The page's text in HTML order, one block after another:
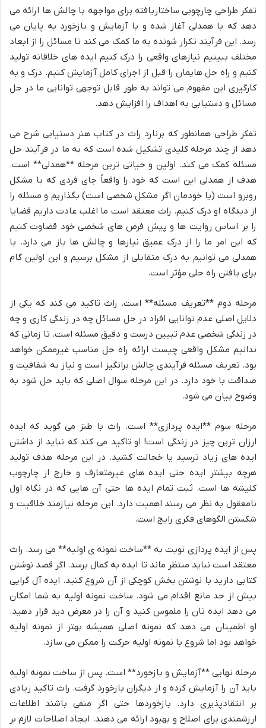
تفکر طراحی چارچوبی ساختاریافته برای مواجهه با چالش ها ارائه می
دهد که با همدلی آغاز شده و با آزمایش و بازخورد به پایان می
رسد. این فرآیند تکرار شونده به ما کمک می کند تا مسائل را از ابعاد
مختلف ببینیم نیازهای واقعی را درک کنیم ایده های خلاقانه تولید
کنیم و راه حل هایمان را قبل از اجرای کامل آزمایش کنیم. درک و به
کارگیری این مفهوم می تواند به طور قابل توجهی توانایی ما در حل
مسائل و دستیابی به اهداف را افزایش دهد.
تفکر طراحی همانطور که برنارد راث در کتاب هنر دستیابی شرح می
دهد از چند مرحله کلیدی تشکیل شده است که به ما در فرآیند حل
مسئله کمک می کند. اولین و حیاتی ترین مرحله **همدلی** است.
هدف از همدلی این است که خود را واقعاً جای فردی که با مشکل
روبرو است (یا خودمان اگر مشکل شخصی است) بگذاریم و مسئله را
از دیدگاه او درک کنیم. راث معتقد است ما اغلب عادت داریم قضایا
را بر اساس روایت ها و پیش فرض های شخصی خود قضاوت کنیم
که این امر ما را از درک عمیق نیازها و چالش ها باز می دارد. با
همدلی می توانیم به درک متقابلی از مشکل برسیم و این اولین گام
برای یافتن راه حلی مؤثر است.
مرحله دوم **تعریف مسئله** است. راث تاکید می کند که یکی از
دلایل اصلی عدم توانایی افراد در حل مسائل چه در زندگی کاری و چه
در زندگی شخصی عدم تبیین درست و دقیق مسئله است. تا زمانی که
ندانیم مشکل واقعی چیست ارائه راه حل مناسب غیرممکن خواهد
بود. تعریف مسئله فرآیندی چالش برانگیز است و نیاز به شفافیت و
صداقت با خود دارد. در این مرحله سوال اصلی که باید حل شود به
وضوح بیان می شود.
مرحله سوم **ایده پردازی** است. راث با طنز می گوید که ایده
ارزان ترین چیز در زندگی است! او تاکید می کند که نباید از داشتن
ایده های زیاد ترسید یا خجالت کشید. در این مرحله هدف تولید
هرچه بیشتر ایده حتی ایده های غیرمتعارف و خارج از چارچوب
کلیشه ها است. ثبت تمام ایده ها حتی آن هایی که در نگاه اول
نامعقول به نظر می رسند اهمیت دارد. این مرحله نیازمند خلاقیت و
شکستن الگوهای فکری رایج است.
پس از ایده پردازی نوبت به **ساخت نمونه ی اولیه** می رسد. راث
معتقد است نباید منتظر ماند تا ایده به کمال برسد. اگر قصد نوشتن
کتابی دارید با نوشتن بخش کوچکی از آن شروع کنید. ایده آل گرایی
بیش از حد مانع اقدام می شود. ساخت نمونه اولیه به شما امکان
می دهد ایده تان را ملموس کنید و آن را در معرض دید قرار دهید.
او اطمینان می دهد که نمونه اصلی همیشه بهتر از نمونه اولیه
خواهد بود اما شروع با نمونه اولیه حرکت را ممکن می سازد.
مرحله نهایی **آزمایش و بازخورد** است. پس از ساخت نمونه اولیه
باید آن را آزمایش کرده و از دیگران بازخورد گرفت. راث تاکید زیادی
بر انتقادپذیری دارد. بازخوردها حتی اگر منفی باشند اطلاعات
ارزشمندی برای اصلاح و بهبود ارائه می دهند. ایجاد اصلاحات لازم بر